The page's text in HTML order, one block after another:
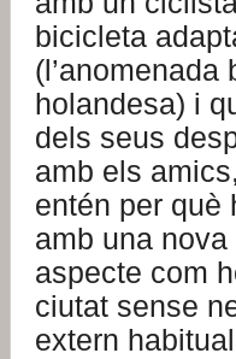
bicicleta
holandesa) i
dels seus
amb els
entén per què
amb una
aspecte com
ciutat sense
extern